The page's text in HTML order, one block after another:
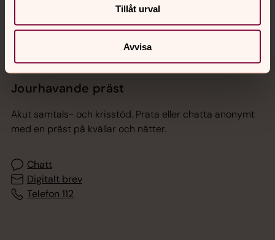
Tillåt urval
Avvisa
Jourhavande präst
Akut samtals- och krisstöd. Prata eller chatta anonymt
med en präst på kvällar och nätter.
Chatt
Digitalt brev
Telefon 112